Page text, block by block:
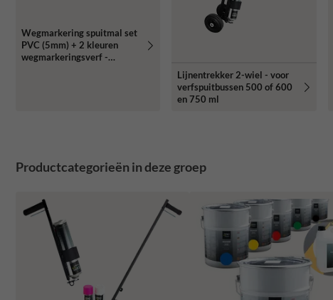
Wegmarkering spuitmal set
PVC (5mm) + 2 kleuren
wegmarkeringsverf -
Lijnentrekker 2-wiel - voor
verfspuitbussen 500 of 600
en 750 ml
Productcategorieën in deze groep